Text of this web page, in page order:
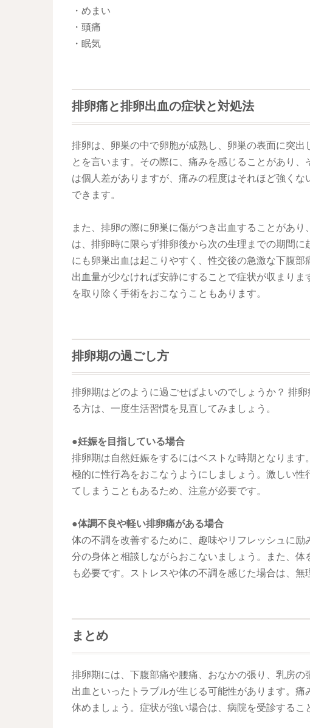
・めまい
・頭痛
・眠気
排卵痛と排卵出血の症状と対処法
排卵は、卵巣の中で卵胞が成熟し、卵巣の表面に突
とを言います。その際に、痛みを感じることがあり
は個人差がありますが、痛みの程度はそれほど強く
できます。
また、排卵の際に卵巣に傷がつき出血することがあ
は、排卵時に限らず排卵後から次の生理までの期間
にも卵巣出血は起こりやすく、性交後の急激な下腹部
出血量が少なければ安静にすることで症状が収まり
を取り除く手術をおこなうこともあります。
排卵期の過ごし方
排卵期はどのように過ごせばよいのでしょうか？ 排
る方は、一度生活習慣を見直してみましょう。
●妊娠を目指している場合
排卵期は自然妊娠をするにはベストな時期となりま
極的に性行為をおこなうようにしましょう。激しい
てしまうこともあるため、注意が必要です。
●体調不良や軽い排卵痛がある場合
体の不調を改善するために、趣味やリフレッシュに
分の身体と相談しながらおこないましょう。また、
も必要です。ストレスや体の不調を感じた場合は、無
まとめ
排卵期には、下腹部痛や腰痛、おなかの張り、乳房
出血といったトラブルが生じる可能性があります。
休めましょう。症状が強い場合は、病院を受診するこ